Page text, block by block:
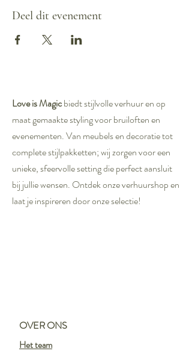
Deel dit evenement
Love is Magicbiedt stijlvolle verhuur en op
maat gemaakte styling voor bruiloften en
evenementen. Van meubels en decoratie tot
complete stijlpakketten; wij zorgen voor een
unieke, sfeervolle setting die perfect aansluit
bij jullie wensen. Ontdek onze verhuurshop en
laat je inspireren door onze selectie!
OVER ONS
Hetteam